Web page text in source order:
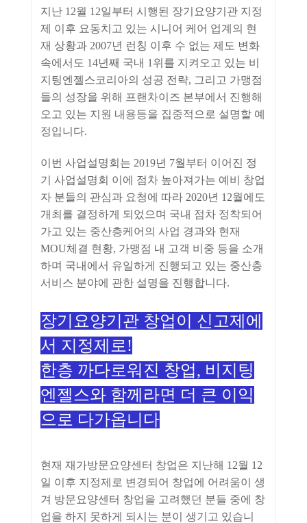
지난 12월 12일부터 시행된 장기요양기관 지정
제 이후 요동치고 있는 시니어 케어 업계의 현
재 상황과 2007년 런칭 이후 수 없는 제도 변화
속에서도 14년째 국내 1위를 지켜오고 있는 비
지팅엔젤스코리아의 성공 전략, 그리고 가맹점
들의 성장을 위해 프랜차이즈 본부에서 진행해
오고 있는 지원 내용등을 집중적으로 설명할 예
정입니다.
이번 사업설명회는 2019년 7월부터 이어진 정
기 사업설명회 이에 점차 높아져가는 예비 창업
자 분들의 관심과 요청에 따라 2020년 12월에도
개최를 결정하게 되었으며 국내 점차 정착되어
가고 있는 중산층케어의 사업 경과와 현재
MOU체결 현황, 가맹점 내 고객 비중 등을 소개
하며 국내에서 유일하게 진행되고 있는 중산층
서비스 분야에 관한 설명을 진행합니다.
장기요양기관 창업이 신고제에
서 지정제로!
한층 까다로워진 창업, 비지팅
엔젤스와 함께라면 더 큰 이익
으로 다가옵니다
현재 재가방문요양센터 창업은 지난해 12월 12
일 이후 지정제로 변경되어 창업에 어려움이 생
겨 방문요양센터 창업을 고려했던 분들 중에 창
업을 하지 못하게 되시는 분이 생기고 있습니